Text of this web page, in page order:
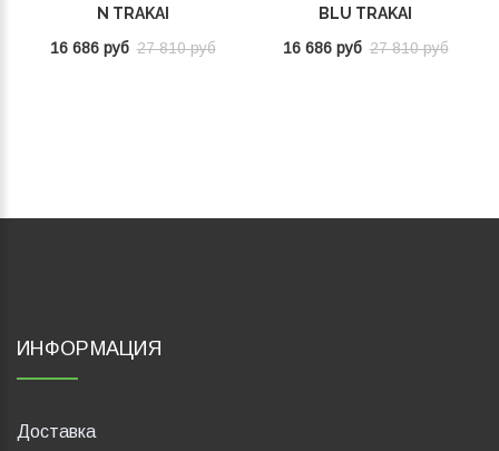
N TRAKAI
16 686 руб 27 810 руб
BLU TRAKAI
16 686 руб 27 810 руб
ИНФОРМАЦИЯ
Доставка